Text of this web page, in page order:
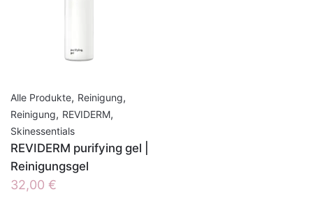
Alle Produkte, Reinigung,
Reinigung, REVIDERM,
Skinessentials
REVIDERM purifying gel |
Reinigungsgel
32,00 €